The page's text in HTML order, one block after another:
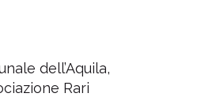
dell’Aquila,
Rari